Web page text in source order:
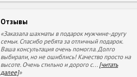
Отзывы
«Заказала шахматы в подарок мужчине-другу
семьи. Спасибо ребята за отличный подарок.
Ваша консультация очень помогла. Долго
выбирали, но не ошиблись! Качество просто на
высоте. Очень стильно и дорого с...[читать
далее]»